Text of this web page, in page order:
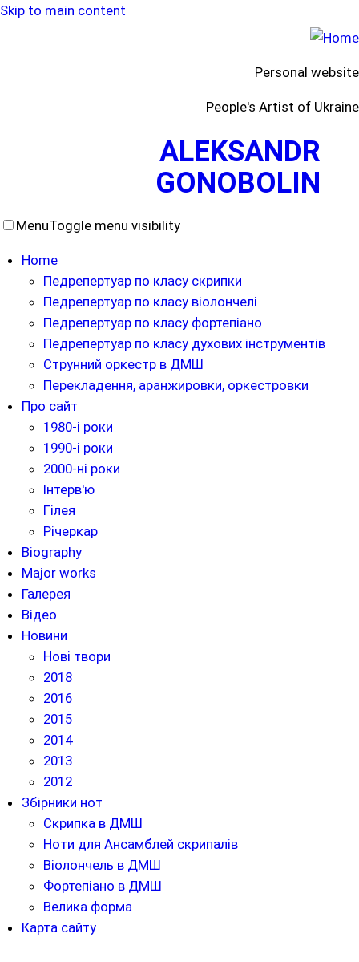
Skip to main content
Personal website
People's Artist of Ukraine
ALEKSANDR
GONOBOLIN
MenuToggle menu visibility
Home
Педрепертуар по класу скрипки
Педрепертуар по класу віолончелі
Педрепертуар по класу фортепіано
Педрепертуар по класу духових інструментів
Струнний оркестр в ДМШ
Перекладення, аранжировки, оркестровки
Про сайт
1980-і роки
1990-і роки
2000-ні роки
Інтерв'ю
Гілея
Річеркар
Biography
Major works
Галерея
Відео
Новини
Нові твори
2018
2016
2015
2014
2013
2012
Збірники нот
Скрипка в ДМШ
Ноти для Ансамблей скрипалів
Віолончель в ДМШ
Фортепіано в ДМШ
Велика форма
Карта сайту